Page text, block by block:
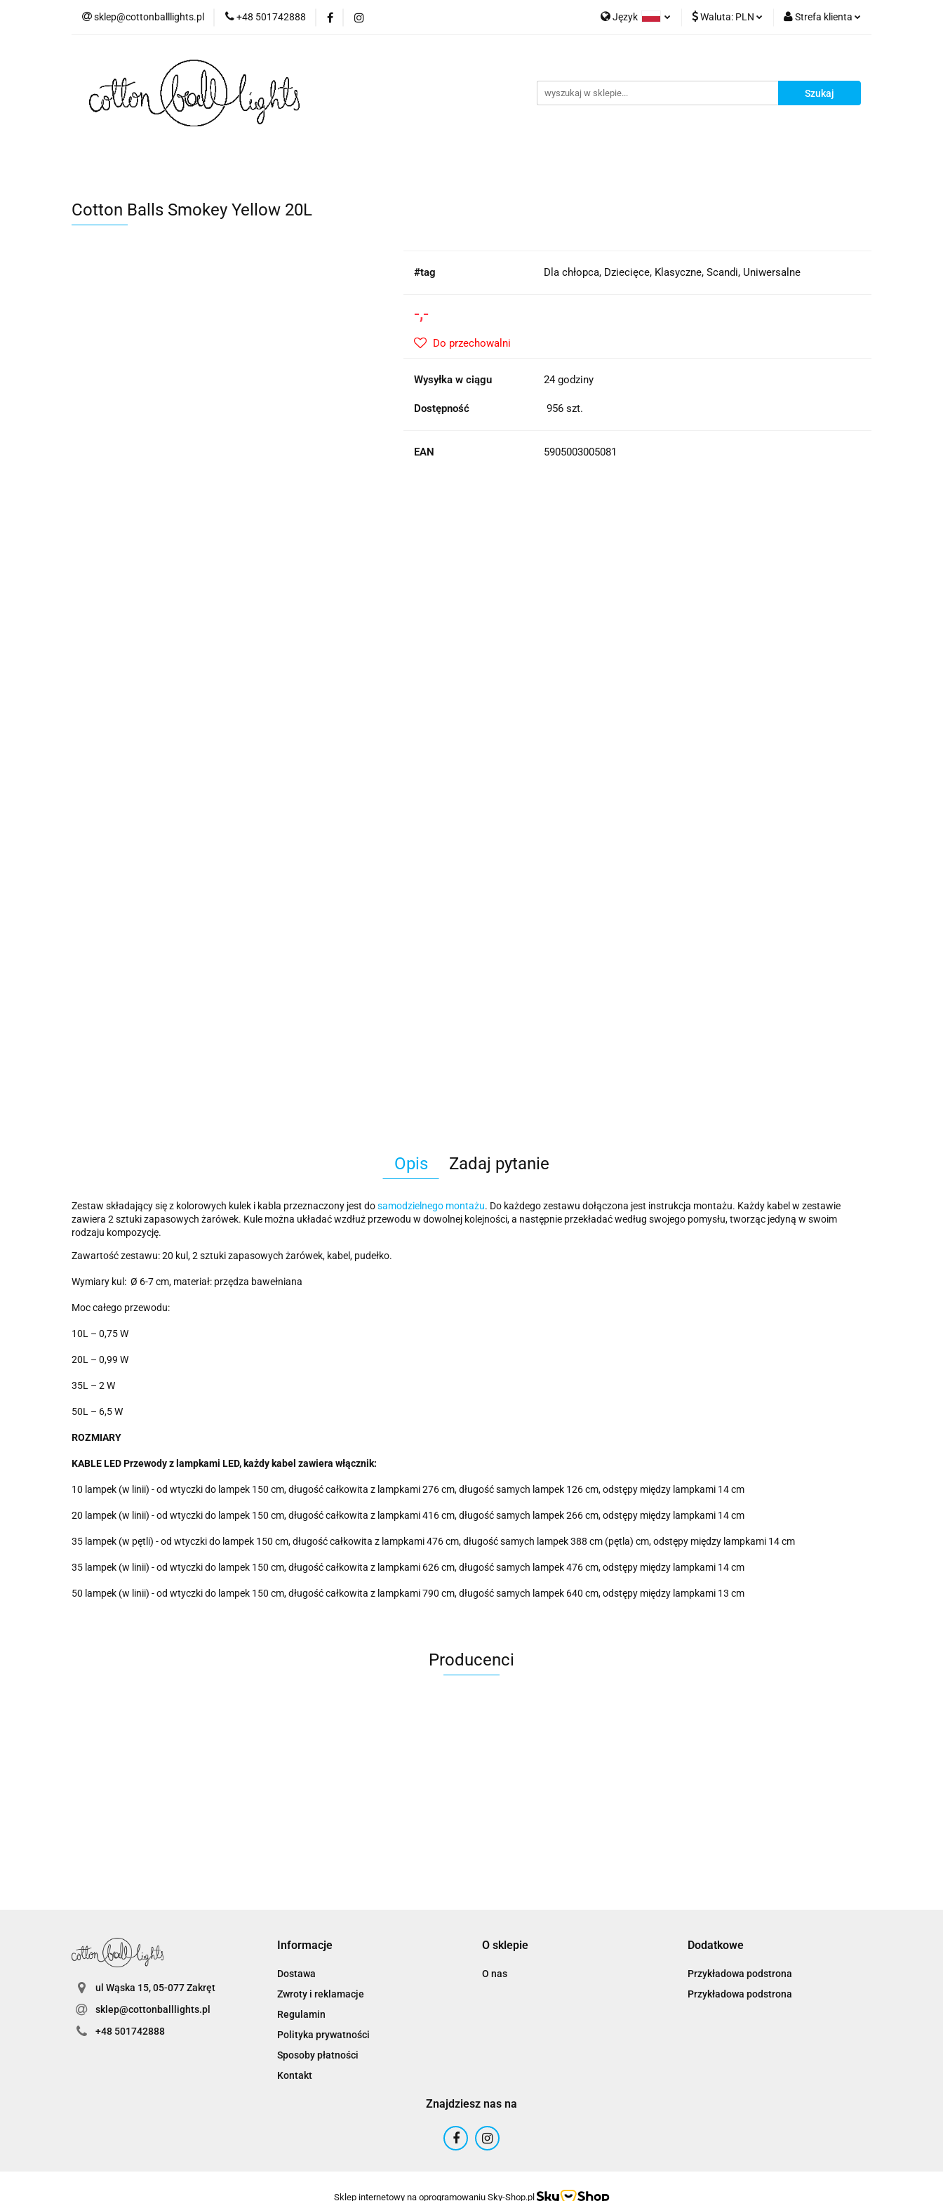
sklep@cottonballlights.pl +48 501742888 Język Waluta: PLN Strefa klienta
Dodaj zgłoszenie
Cotton Balls Smokey Yellow 20L
#tag Dla chłopca, Dziecięce, Klasyczne, Scandi, Uniwersalne
-,-
Do przechowalni
Wysyłka w ciągu 24 godziny
Dostępność 956 szt.
EAN 5905003005081
Opis Zadaj pytanie
Zestaw składający się z kolorowych kulek i kabla przeznaczony jest dosamodzielnego montażu. Do każdego zestawu dołączona jest instrukcja montażu. Każdy kabel w zestawie
zawiera 2 sztuki zapasowych żarówek. Kule można układać wzdłuż przewodu w dowolnej kolejności, a następnie przekładać według swojego pomysłu, tworząc jedyną w swoim
rodzaju kompozycję.
Zawartość zestawu: 20 kul, 2 sztuki zapasowych żarówek, kabel, pudełko.
Wymiary kul: Ø 6-7 cm, materiał: przędza bawełniana
Moc całego przewodu:
10L – 0,75 W
20L – 0,99 W
35L – 2 W
50L – 6,5 W
ROZMIARY
KABLE LED Przewody z lampkami LED, każdy kabel zawiera włącznik:
10 lampek (w linii) - od wtyczki do lampek 150 cm, długość całkowita z lampkami 276 cm, długość samych lampek 126 cm, odstępy między lampkami 14 cm
20 lampek (w linii) - od wtyczki do lampek 150 cm, długość całkowita z lampkami 416 cm, długość samych lampek 266 cm, odstępy między lampkami 14 cm
35 lampek (w pętli) - od wtyczki do lampek 150 cm, długość całkowita z lampkami 476 cm, długość samych lampek 388 cm (pętla) cm, odstępy między lampkami 14 cm
35 lampek (w linii) - od wtyczki do lampek 150 cm, długość całkowita z lampkami 626 cm, długość samych lampek 476 cm, odstępy między lampkami 14 cm
50 lampek (w linii) - od wtyczki do lampek 150 cm, długość całkowita z lampkami 790 cm, długość samych lampek 640 cm, odstępy między lampkami 13 cm
Producenci
ul Wąska 15, 05-077 Zakręt
sklep@cottonballlights.pl
+48 501742888
Informacje
Dostawa
Zwroty i reklamacje
Regulamin
Polityka prywatności
Sposoby płatności
Kontakt
O sklepie
O nas
Dodatkowe
Przykładowa podstrona
Przykładowa podstrona
Znajdziesz nas na
Sklep internetowy na oprogramowaniu Sky-Shop.pl